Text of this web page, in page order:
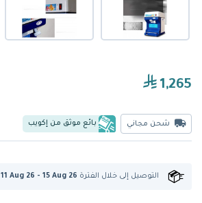
1,265
شحن مجاني بائع موثق من إكويب
التوصيل إلى خلال الفترة 11 Aug 26 - 15 Aug 26